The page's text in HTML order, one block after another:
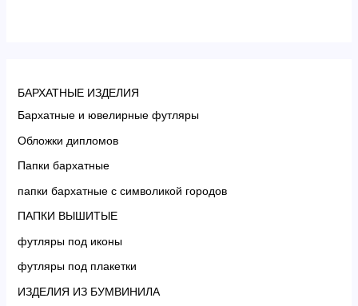
БАРХАТНЫЕ ИЗДЕЛИЯ
Бархатные и ювелирные футляры
Обложки дипломов
Папки бархатные
папки бархатные с символикой городов
ПАПКИ ВЫШИТЫЕ
футляры под иконы
футляры под плакетки
ИЗДЕЛИЯ ИЗ БУМВИНИЛА